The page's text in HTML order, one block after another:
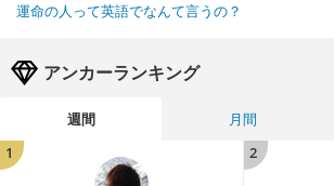
運命の人って英語でなんて言うの？
アンカーランキング
週間 月間
1
2